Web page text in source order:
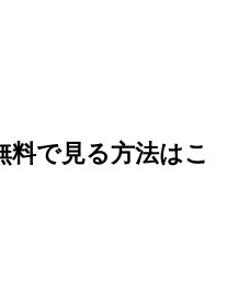
料で見る方法はこ